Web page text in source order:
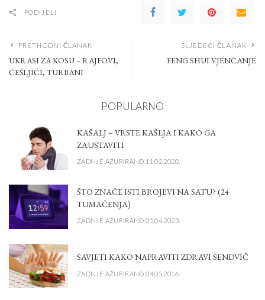
PODIJELI
PRETHODNI ČLANAK
UKRASI ZA KOSU – RAJFOVI,
ČEŠLJIĆI, TURBANI
SLJEDEĆI ČLANAK
FENG SHUI VJENČANJE
POPULARNO
KAŠALJ – VRSTE KAŠLJA I KAKO GA
ZAUSTAVITI
ZADNJE AŽURIRANO 11.02.2020.
ŠTO ZNAČE ISTI BROJEVI NA SATU? (24
TUMAČENJA)
ZADNJE AŽURIRANO 05.04.2023.
SAVJETI KAKO NAPRAVITI ZDRAVI SENDVIČ
ZADNJE AŽURIRANO 04.05.2016.